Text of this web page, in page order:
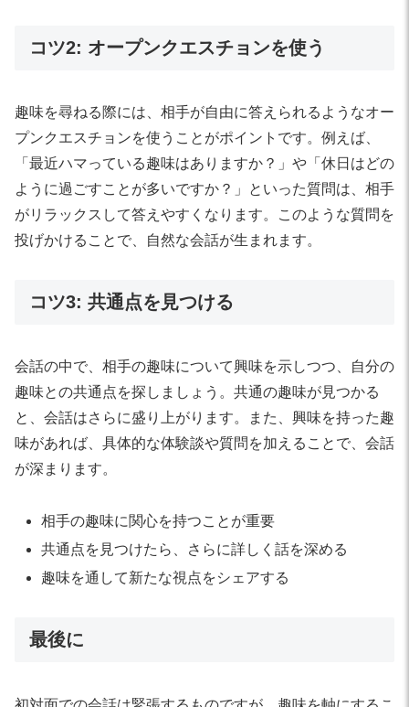
コツ2: オープンクエスチョンを使う
趣味を尋ねる際には、相手が自由に答えられるようなオー
プンクエスチョンを使うことがポイントです。例えば、
「最近ハマっている趣味はありますか？」や「休日はどの
ように過ごすことが多いですか？」といった質問は、相手
がリラックスして答えやすくなります。このような質問を
投げかけることで、自然な会話が生まれます。
コツ3: 共通点を見つける
会話の中で、相手の趣味について興味を示しつつ、自分の
趣味との共通点を探しましょう。共通の趣味が見つかる
と、会話はさらに盛り上がります。また、興味を持った趣
味があれば、具体的な体験談や質問を加えることで、会話
が深まります。
相手の趣味に関心を持つことが重要
共通点を見つけたら、さらに詳しく話を深める
趣味を通して新たな視点をシェアする
最後に